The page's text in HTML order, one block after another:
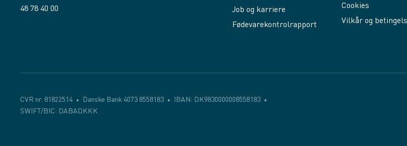
48 78 40 00
Job og karriere
Fødevarekontrolrapport
Cookies
Vilkår og
CVR nr. 81822514 Danske Bank 4073 8558183
IBAN: DK9830000008558183
SWIFT/BIC: DABADKKK